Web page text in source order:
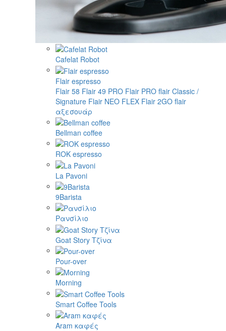
Cafelat Robot
Flair espresso
Flair 58 Flair 49 PRO Flair PRO flair Classic /
Signature Flair NEO FLEX Flair 2GO flair
αξεσουάρ
Bellman coffee
ROK espresso
La Pavoni
9Barista
Ρανσίλιο
Goat Story Τζίνα
Pour-over
Morning
Smart Coffee Tools
Aram καφές